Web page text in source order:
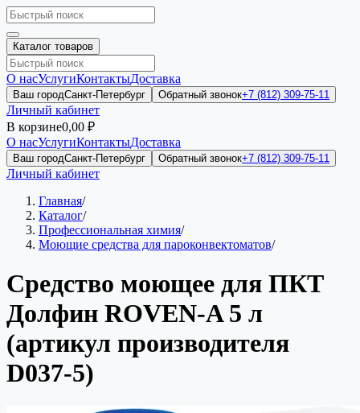
Каталог товаров
О насУслугиКонтактыДоставка
Ваш городСанкт-Петербург Обратный звонок+7 (812) 309-75-11
Личный кабинет
В корзине0,00 ₽
О насУслугиКонтактыДоставка
Ваш городСанкт-Петербург Обратный звонок+7 (812) 309-75-11
Личный кабинет
Главная/
Каталог/
Профессиональная химия/
Моющие средства для пароконвектоматов/
Средство моющее для ПКТ
Долфин ROVEN-A 5 л
(артикул производителя
D037-5)